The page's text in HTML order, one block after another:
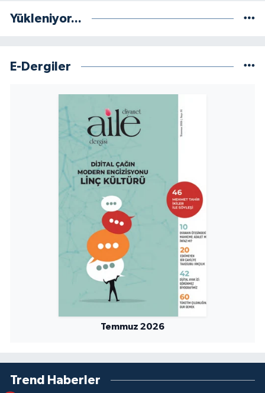
Yükleniyor...
E-Dergiler
Temmuz 2026
Trend Haberler